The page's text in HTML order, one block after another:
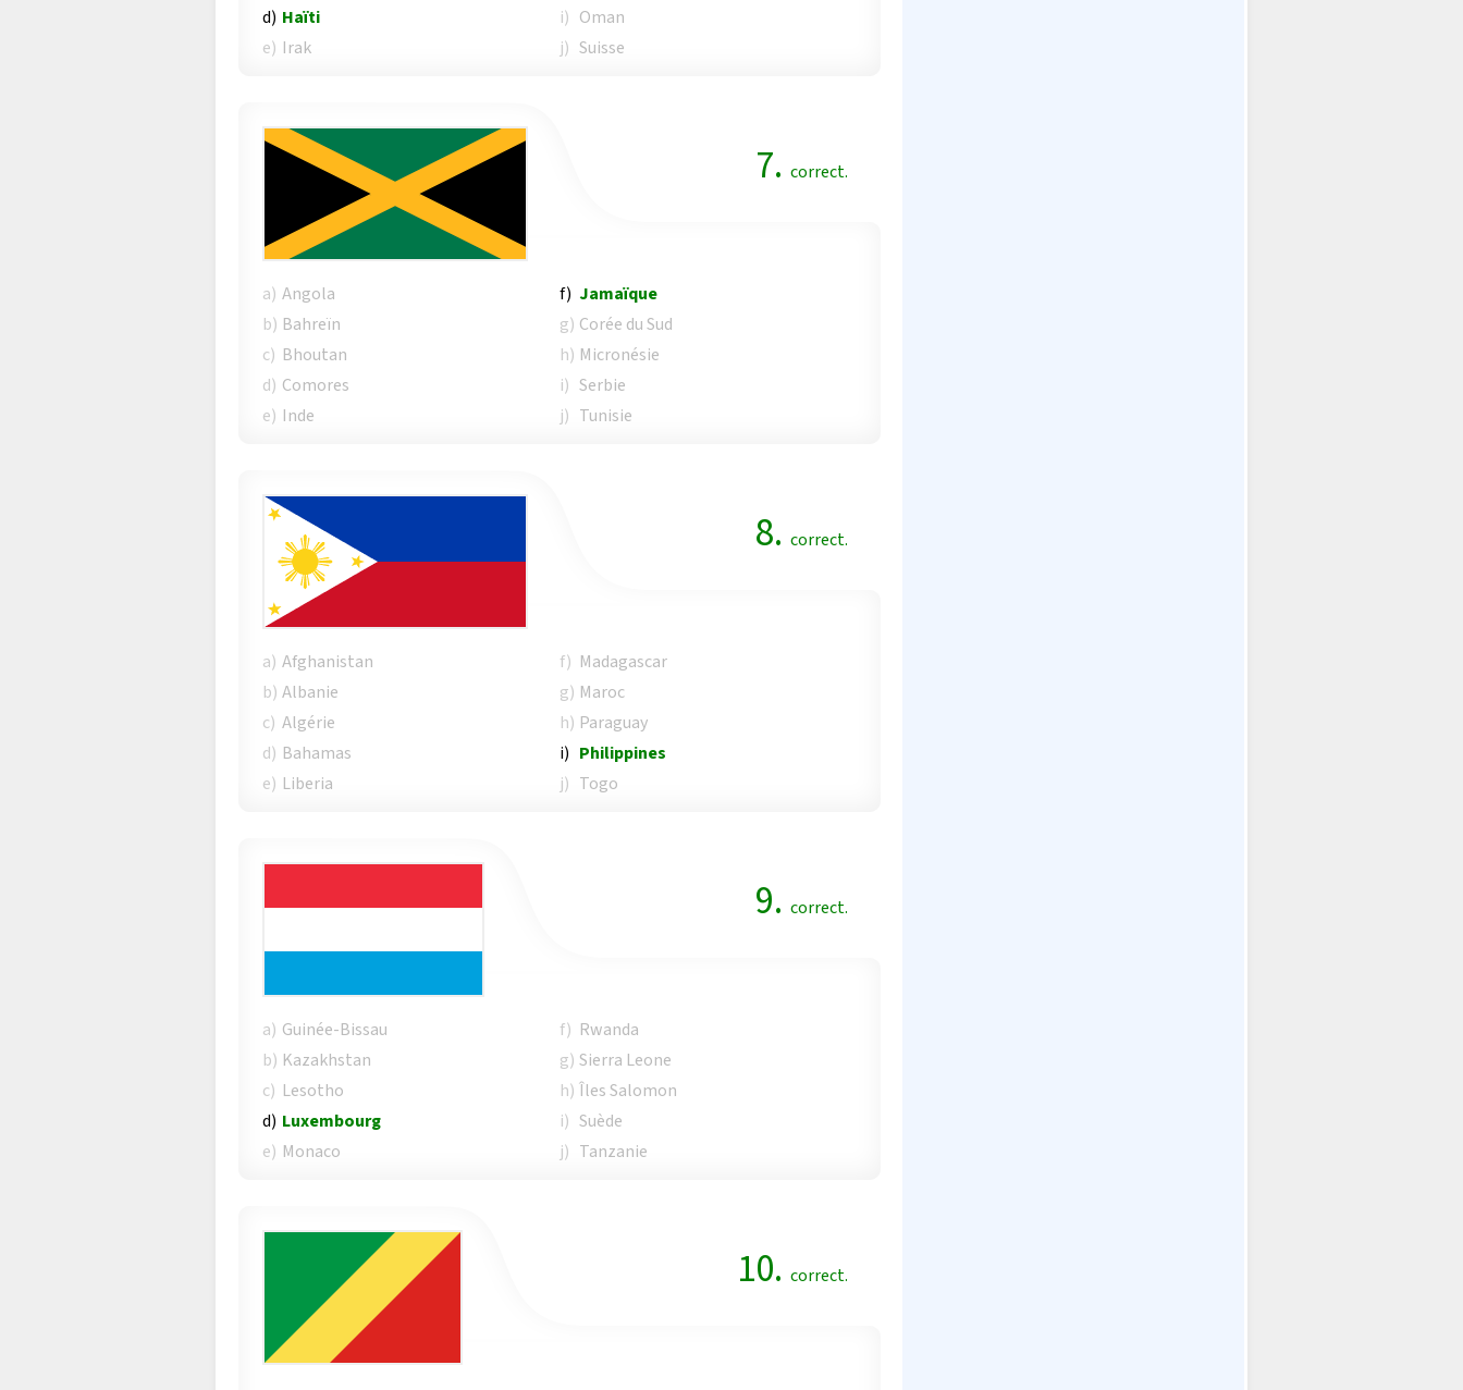
d) Haïti
e) Irak
i) Oman
j) Suisse
7. correct.
a) Angola
b) Bahreïn
c) Bhoutan
d) Comores
e) Inde
f) Jamaïque
g) Corée du Sud
h) Micronésie
i) Serbie
j) Tunisie
8. correct.
a) Afghanistan
b) Albanie
c) Algérie
d) Bahamas
e) Liberia
f) Madagascar
g) Maroc
h) Paraguay
i) Philippines
j) Togo
9. correct.
a) Guinée-Bissau
b) Kazakhstan
c) Lesotho
d) Luxembourg
e) Monaco
f) Rwanda
g) Sierra Leone
h) Îles Salomon
i) Suède
j) Tanzanie
10. correct.